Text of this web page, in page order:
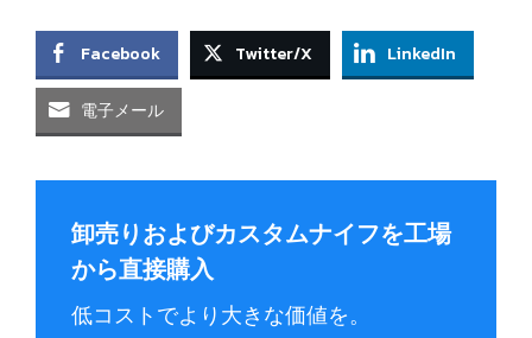
Facebook Twitter/X LinkedIn
電子メール
卸売りおよびカスタムナイフを工場
から直接購入
低コストでより大きな価値を。